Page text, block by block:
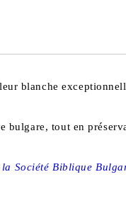
blanche
bulgare, tout en
la Société Biblique